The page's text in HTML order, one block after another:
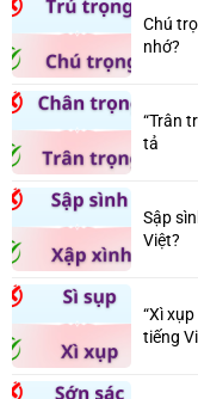
Chú
nhớ?
“Trân
tả
Sập
Việt?
“Xì
tiếng